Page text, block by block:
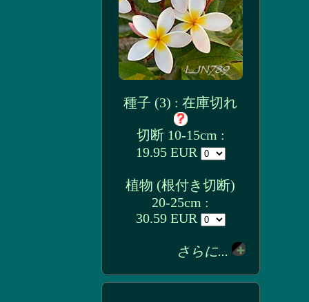
種子 (3) : 在庫切れ
切断 10-15cm :
19.95 EUR
植物 (根付き切断)
20-25cm :
30.59 EUR
さらに...